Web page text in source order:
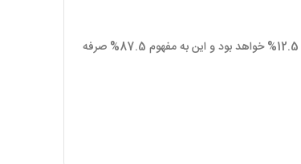
در پمپها و فنها ميزان دبي با سرعت موتور متناسب است. اما توان مصرفي با مکعب سرعت تناسب دارد. مثلاً اگر دور موتور به ميزان 50% کاهش يابد آنگاه توان مصرفي لازم 12.5% خواهد بود و اين به مفهوم 87.5% صرفه